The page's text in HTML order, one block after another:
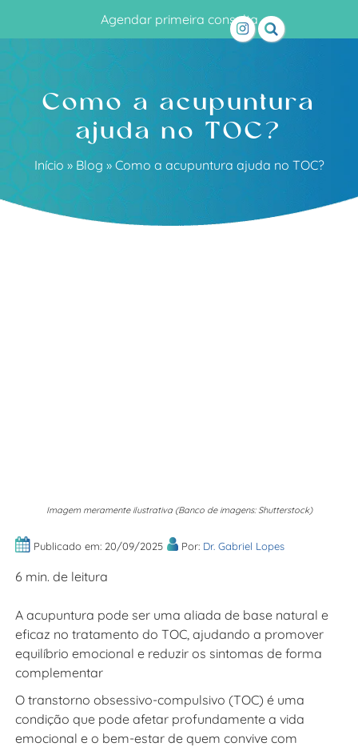
Agendar primeira consulta
Como a acupuntura
ajuda no TOC?
Início » Blog » Como a acupuntura ajuda no TOC?
Imagem meramente ilustrativa (Banco de imagens: Shutterstock)
Publicado em: 20/09/2025 Por: Dr. Gabriel Lopes
6 min. de leitura
A acupuntura pode ser uma aliada de base natural e
eficaz no tratamento do TOC, ajudando a promover
equilíbrio emocional e reduzir os sintomas de forma
complementar
O transtorno obsessivo-compulsivo (TOC) é uma
condição que pode afetar profundamente a vida
emocional e o bem-estar de quem convive com